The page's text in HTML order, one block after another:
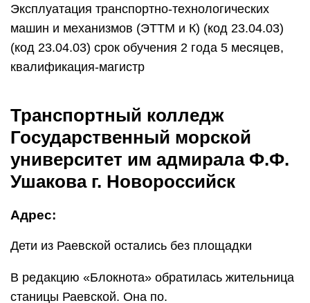
Эксплуатация транспортно-технологических
машин и механизмов (ЭТТМ и К) (код 23.04.03)
(код 23.04.03) срок обучения 2 года 5 месяцев,
квалификация-магистр
Транспортный колледж
Государственный морской
университет им адмирала Ф.Ф.
Ушакова г. Новороссийск
Адрес:
Дети из Раевской остались без площадки
В редакцию «Блокнота» обратилась жительница
станицы Раевской. Она по.